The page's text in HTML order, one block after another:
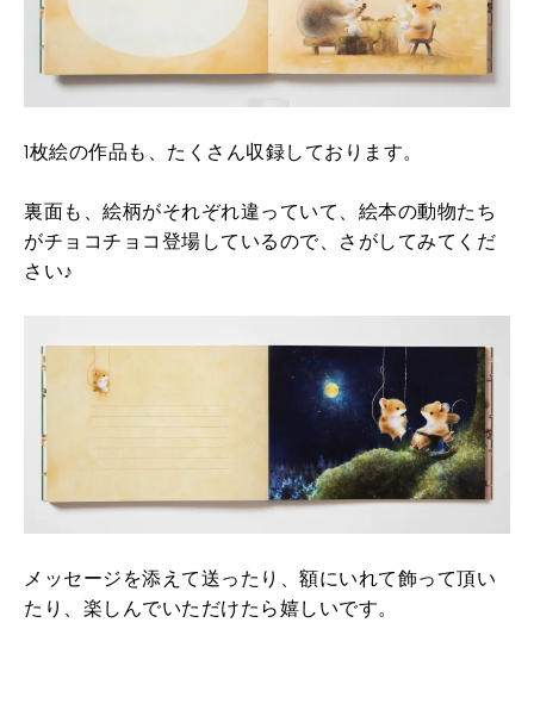
1枚絵の作品も、たくさん収録しております。
裏面も、絵柄がそれぞれ違っていて、絵本の動物たち
がチョコチョコ登場しているので、さがしてみてくだ
さい♪
メッセージを添えて送ったり、額にいれて飾って頂い
たり、楽しんでいただけたら嬉しいです。